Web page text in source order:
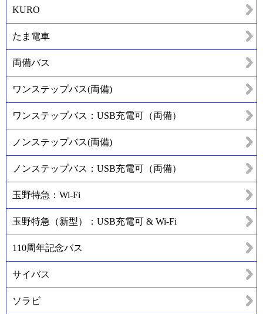
KURO
たま電車
両備バス
ワンステップバス(両備)
ワンステップバス：USB充電可（両備）
ノンステップバス(両備)
ノンステップバス：USB充電可（両備）
玉野特急：Wi-Fi
玉野特急（新型）：USB充電可 & Wi-Fi
110周年記念バス
サイバス
ソラビ